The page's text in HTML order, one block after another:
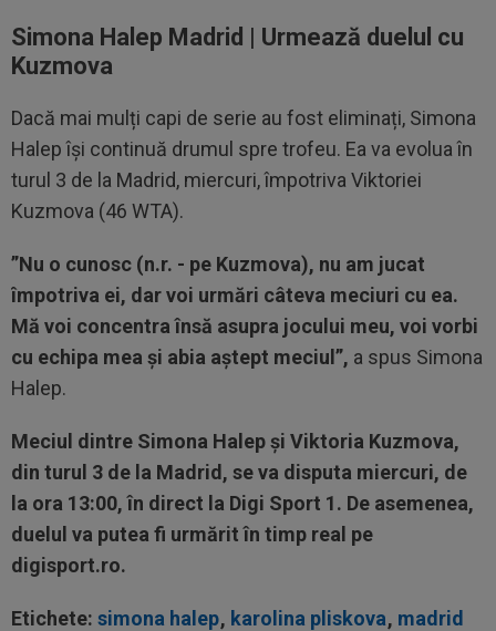
Simona Halep Madrid | Urmează duelul cu
Kuzmova
Dacă mai mulți capi de serie au fost eliminați, Simona
Halep își continuă drumul spre trofeu. Ea va evolua în
turul 3 de la Madrid, miercuri, împotriva Viktoriei
Kuzmova (46 WTA).
”Nu o cunosc (n.r. - pe Kuzmova), nu am jucat
împotriva ei, dar voi urmări câteva meciuri cu ea.
Mă voi concentra însă asupra jocului meu, voi vorbi
cu echipa mea și abia aștept meciul”, a spus Simona
Halep.
Meciul dintre Simona Halep și Viktoria Kuzmova,
din turul 3 de la Madrid, se va disputa miercuri, de
la ora 13:00, în direct la Digi Sport 1. De asemenea,
duelul va putea fi urmărit în timp real pe
digisport.ro.
Etichete: simona halep, karolina pliskova, madrid